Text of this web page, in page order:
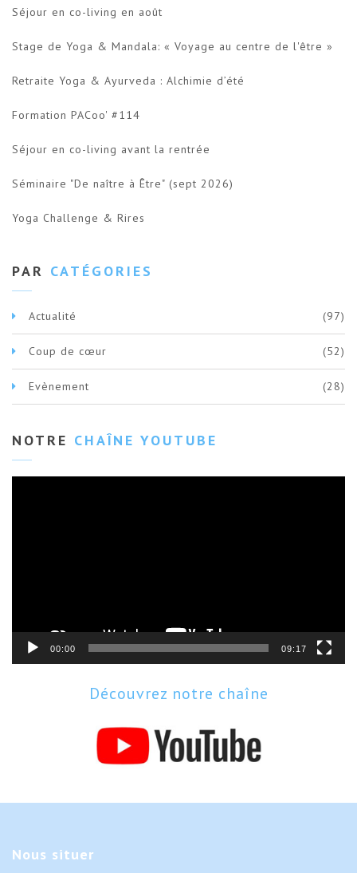
Séjour en co-living en août
Stage de Yoga & Mandala: « Voyage au centre de l'être »
Retraite Yoga & Ayurveda : Alchimie d’été
Formation PACoo' #114
Séjour en co-living avant la rentrée
Séminaire "De naître à Être" (sept 2026)
Yoga Challenge & Rires
PAR CATÉGORIES
Actualité (97)
Coup de cœur (52)
Evènement (28)
NOTRE CHAÎNE YOUTUBE
00:00 09:17
Découvrez notre chaîne
Nous situer